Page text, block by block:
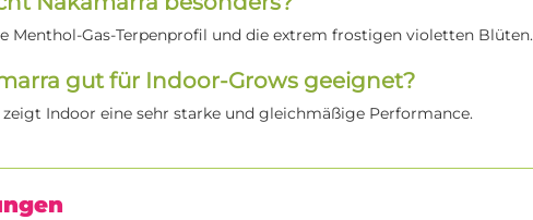
Menthol-Gas-Terpenprofil und die extrem frostigen violetten Blüten.
gut für Indoor-Grows geeignet?
zeigt Indoor eine sehr starke und gleichmäßige Performance.